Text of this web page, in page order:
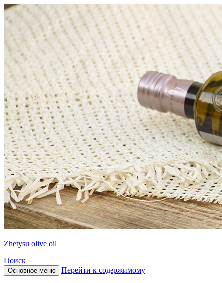
Zhetysu olive oil
Поиск
Основное меню Перейти к содержимому